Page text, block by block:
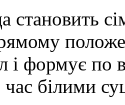
становить
і формує по
білими